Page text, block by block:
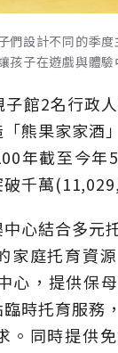
們設計不同的季
孩子在遊戲與體驗
館2名行政
熊果家家酒
年截至今年
千萬
心結合多元
家庭托育資
心，提供保
時托育服務
。同時提供